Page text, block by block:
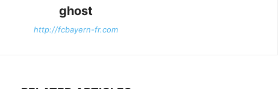
ghost
http://fcbayern-fr.com